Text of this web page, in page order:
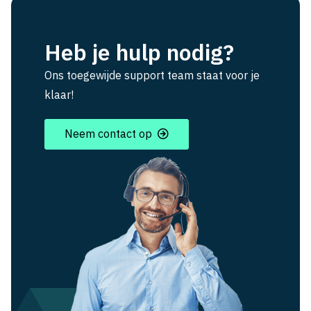
Heb je hulp nodig?
Ons toegewijde support team staat voor je
klaar!
Neem contact op